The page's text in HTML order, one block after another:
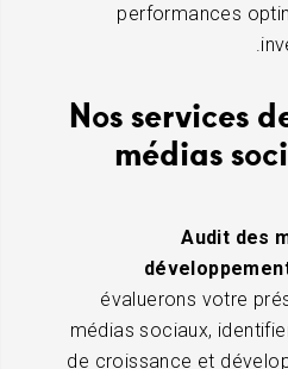
performances
Nos services
médias
Audit des
évaluerons votre
médias sociaux,
de croissance et